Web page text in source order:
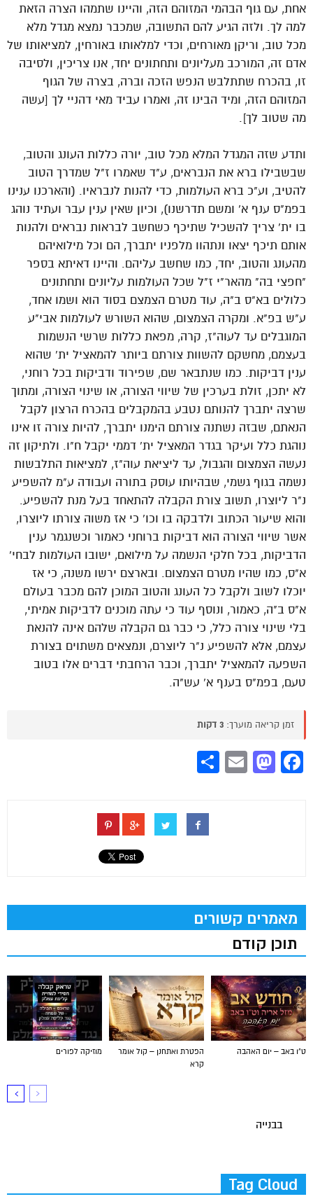
אחת, עם גוף הבהמי המזוהם הזה, והיינו שתמהו הצרה הזאת
למה לך. ולזה הגיע להם התשובה, שמכבר נמצא מגדל מלא
מכל טוב, וריקן מאורחים, וכדי למלאותו באורחין, למציאותו של
אדם זה, המורכב מעליונים ותחתונים יחד, אנו צריכין, ולסיבה
זו, בהכרח שתתלבש הנפש הזכה וברה, בצרה של הגוף
המזוהם הזה, ומיד הבינו זה, ואמרו עביד מאי דהניי לך [עשה
מה שטוב לך].
ותדע שזה המגדל המלא מכל טוב, יורה כללות העונג והטוב,
שבשבילו ברא את הנבראים, ע"ד שאמרו ז"ל שמדרך הטוב
להטיב, וע"כ ברא העולמות, כדי להנות לנבראיו. (והארכנו ענינו
בפמ"ס ענף א' ומשם תדרשנו), וכיון שאין ענין עבר ועתיד נוהג
בו ית' צריך להשכיל שתיכף כשחשב לבראות נבראים ולהנות
אותם תיכף יצאו ונתהוו מלפניו יתברך, הם וכל מילואיהם
מהעונג והטוב, יחד, כמו שחשב עליהם. והיינו דאיתא בספר
"חפצי בה" מהאר"י ז"ל שכל העולמות עליונים ותחתונים
כלולים בא"ס ב"ה, עוד מטרם הצמצם בסוד הוא ושמו אחד,
ע"ש בפ"א. ומקרה הצמצום, שהוא השורש לעולמות אבי"ע
המוגבלים עד לעוה"ז, קרה, מפאת כללות שרשי הנשמות
בעצמם, מחשקם להשוות צורתם ביותר להמאציל ית' שהוא
ענין דביקות. כמו שנתבאר שם, שפירוד ודביקות בכל רוחני,
לא יתכן, זולת בערכין של שיווי הצורה, או שינוי הצורה, ומתוך
שרצה יתברך להנותם נטבע בהמקבלים בהכרח הרצון לקבל
הנאתם, שבזה נשתנה צורתם הימנו יתברך, להיות צורה זו אינו
נוהגת כלל ועיקר בגדר המאציל ית' דממי יקבל ח"ו. ולתיקון זה
נעשה הצמצום והגבול, עד ליציאת עוה"ז, למציאות התלבשות
נשמה בגוף גשמי, שבהיותו עוסק בתורה ועבודה ע"מ להשפיע
נ"ר ליוצרו, תשוב צורת הקבלה להתאחד בעל מנת להשפיע.
והוא שיעור הכתוב ולדבקה בו וכו' כי אז משוה צורתו ליוצרו,
אשר שיווי הצורה הוא דביקות ברוחני כאמור וכשנגמר ענין
הדביקות, בכל חלקי הנשמה על מילואם, ישובו העולמות לבחי'
א"ס, כמו שהיו מטרם הצמצום. ובארצם ירשו משנה, כי אז
יוכלו לשוב ולקבל כל העונג והטוב המוכן להם מכבר בעולם
א"ס ב"ה, כאמור, ונוסף עוד כי עתה מוכנים לדביקות אמיתי,
בלי שינוי צורה כלל, כי כבר גם הקבלה שלהם אינה להנאת
עצמם, אלא להשפיע נ"ר ליוצרם, ונמצאים משתוים בצורת
השפעה להמאציל יתברך, וכבר הרחבתי דברים אלו בטוב
טעם, בפמ"ס בענף א' עש"ה.
זמן קריאה מוערך: 3 דקות
Facebook
Mastodon
Email
מאמרים קשורים
תוכן קודם
מוזיקה לפורים
הפטרת ואתחנן – קול אומר
קרא
ט"ו באב – יום האהבה
בבנייה
Tag Cloud